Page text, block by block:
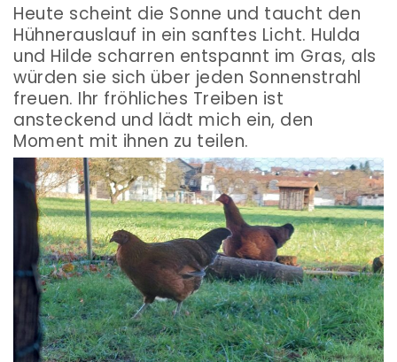
Heute scheint die Sonne und taucht den
Hühnerauslauf in ein sanftes Licht. Hulda
und Hilde scharren entspannt im Gras, als
würden sie sich über jeden Sonnenstrahl
freuen. Ihr fröhliches Treiben ist
ansteckend und lädt mich ein, den
Moment mit ihnen zu teilen.